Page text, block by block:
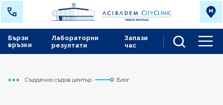
Лабораторни
резултати
Запази
час
Бързи
връзки
Начало
Сърдечно съдов център Блог